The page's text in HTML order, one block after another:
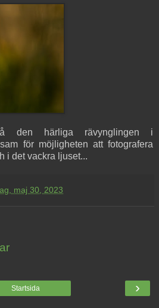
den härliga rävynglingen i
för möjligheten att fotografera
i det vackra ljuset...
maj 30, 2023
›
Startsida